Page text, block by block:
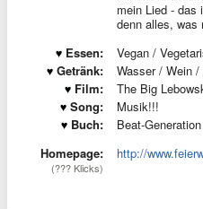
mein Lied - das
denn alles,
Essen:
Vegan /
Getränk:
Wasser / Wein /
Film:
The Big
Song:
Musik!!!
Buch:
Beat-
Homepage:
(??? Klicks)
http://